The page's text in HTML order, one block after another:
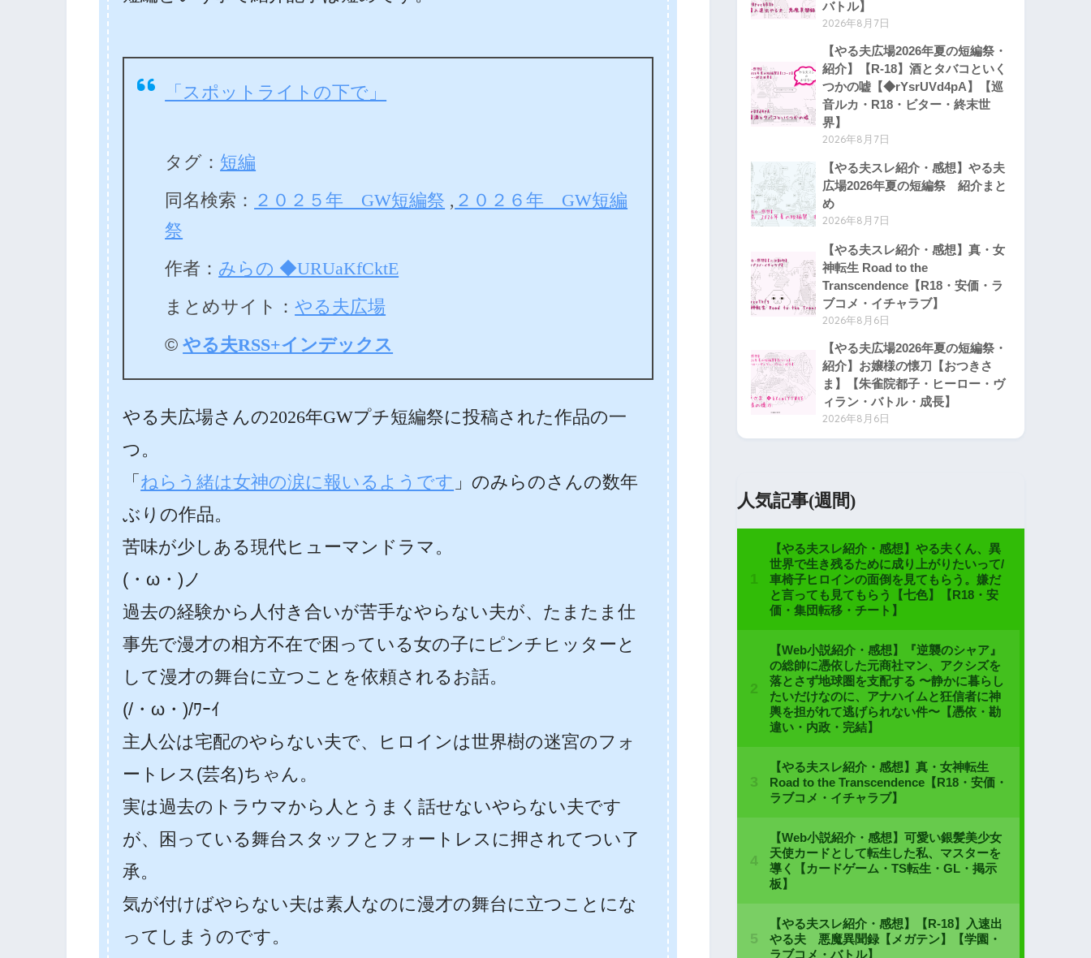
「スポットライトの下で」
タグ： 短編
同名検索： ２０２５年 GW短編祭 , ２０２６年 GW短編
祭
作者： みらの ◆URUaKfCktE
まとめサイト：やる夫広場
©やる夫RSS+インデックス
やる夫広場さんの2026年GWプチ短編祭に投稿された作品の一
つ。
「 ねらう緒は女神の涙に報いるようです 」のみらのさんの数年
ぶりの作品。
苦味が少しある現代ヒューマンドラマ。
(・ω・)ノ
過去の経験から人付き合いが苦手なやらない夫が、たまたま仕
事先で漫才の相方不在で困っている女の子にピンチヒッターと
して漫才の舞台に立つことを依頼されるお話。
(/・ω・)/ﾜｰｲ
主人公は宅配のやらない夫で、ヒロインは世界樹の迷宮のフォ
ートレス(芸名)ちゃん。
実は過去のトラウマから人とうまく話せないやらない夫です
が、困っている舞台スタッフとフォートレスに押されてつい了
承。
気が付けばやらない夫は素人なのに漫才の舞台に立つことにな
ってしまうのです。
バトル】
2026年8月7日
【やる夫広場2026年夏の短編祭・
紹介】【R-18】酒とタバコといく
つかの嘘【◆rYsrUVd4pA】【巡
音ルカ・R18・ビター・終末世
界】
2026年8月7日
【やる夫スレ紹介・感想】やる夫
広場2026年夏の短編祭 紹介まと
め
2026年8月7日
【やる夫スレ紹介・感想】真・女
神転生 Road to the
Transcendence【R18・安価・ラ
ブコメ・イチャラブ】
2026年8月6日
【やる夫広場2026年夏の短編祭・
紹介】お嬢様の懐刀【おつきさ
ま】【朱雀院都子・ヒーロー・ヴ
ィラン・バトル・成長】
2026年8月6日
人気記事(週間)